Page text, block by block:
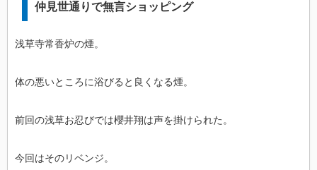
仲見世通りで無言ショッピング
浅草寺常香炉の煙。
体の悪いところに浴びると良くなる煙。
前回の浅草お忍びでは櫻井翔は声を掛けられた。
今回はそのリベンジ。